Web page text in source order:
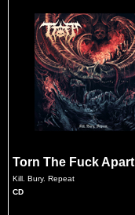
Torn The Fuck Apart
Kill. Bury. Repeat
CD